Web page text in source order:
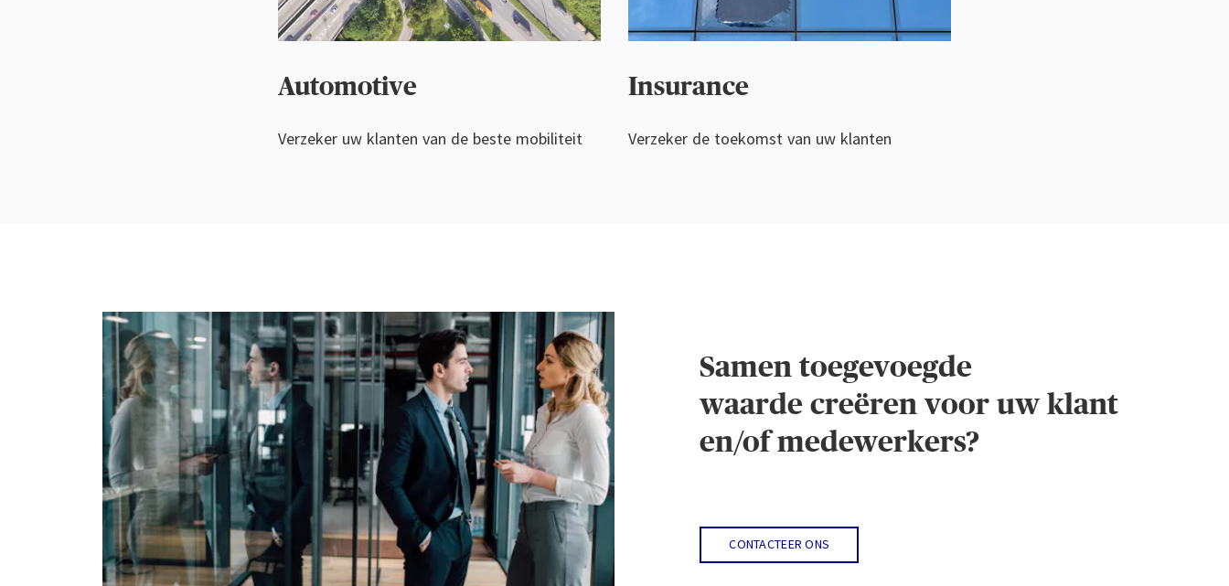
Automotive
Verzeker uw klanten van de beste mobiliteit
Insurance
Verzeker de toekomst van uw klanten
Samen toegevoegde
waarde creëren voor uw klant
en/of medewerkers?
CONTACTEER ONS